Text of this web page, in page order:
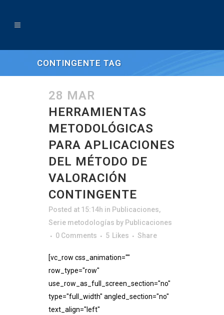
CONTINGENTE TAG
28 MAR
HERRAMIENTAS
METODOLÓGICAS
PARA APLICACIONES
DEL MÉTODO DE
VALORACIÓN
CONTINGENTE
Posted at 15:14h in Publicaciones,
Serie metodologías by Publicaciones
0 Comments
5 Likes Share
[vc_row css_animation=""
row_type="row"
use_row_as_full_screen_section="no"
type="full_width" angled_section="no"
text_align="left"